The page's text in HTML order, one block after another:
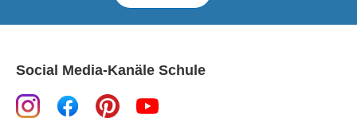
Social Media-Kanäle Schule